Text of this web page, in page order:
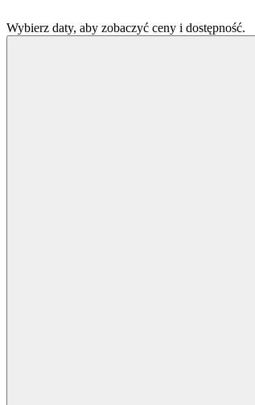
Wybierz daty, aby zobaczyć ceny i dostępność.